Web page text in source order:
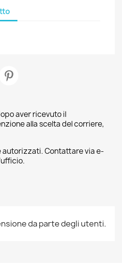
aver ricevuto il
alla scelta del corriere,
autorizzati. Contattare via e-
da parte degli utenti.